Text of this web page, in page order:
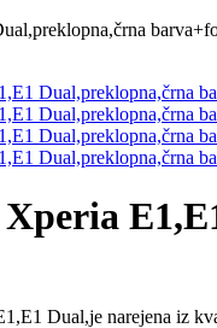
Xperia
Dual,je narejena iz